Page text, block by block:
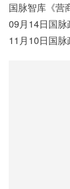
09月14日国脉
11月10日国脉